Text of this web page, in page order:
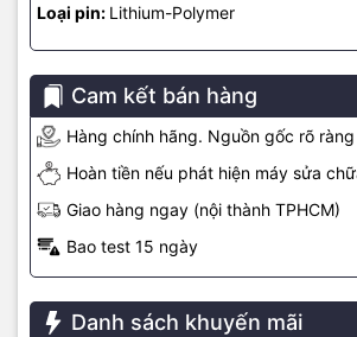
Loại pin: Lithium-Polymer
Cam kết bán hàng
Hàng chính hãng. Nguồn gốc rõ ràng
Hoàn tiền nếu phát hiện máy sửa
Giao hàng ngay (nội thành TPHCM)
Bao test 15 ngày
Danh sách khuyến mãi
Kết nối trên iPad Pro M5
iPad Pro M5 được trang bị cổng USB-C
cho phép kết nối dây tốc độ cao lên đến
Phiên bản Wi-Fi + Cellular với 5G cho phép
đổi công việc và sao lưu dữ liệu nhanh
nổi bật là iPad Pro Cellular mới được tích hợp
thế an toàn hơn cho SIM vật lý, giúp người
chuyển đổi giữa các gói thuê bao hiện có và